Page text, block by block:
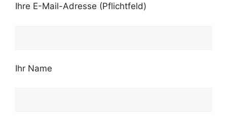
Ihre E-Mail-Adresse (Pflichtfeld)
Ihr Name